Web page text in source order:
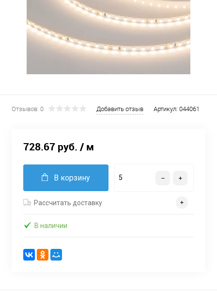
Отзывов: 0 Добавить отзыв Артикул: 044061
728.67 руб. / м
В корзину
Рассчитать доставку
В наличии